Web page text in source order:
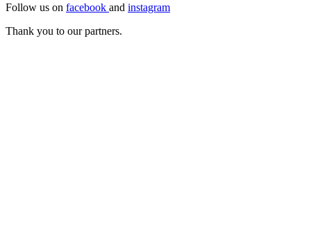
Follow us on facebook and instagram
Thank you to our partners.